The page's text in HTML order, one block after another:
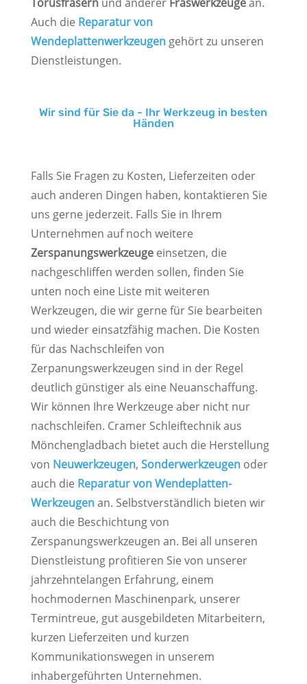
Auch die Reparatur von
Wendeplattenwerkzeugengehört zu unseren
Dienstleistungen.
Wir sind für Sie da - Ihr Werkzeug in besten
Händen
Falls Sie Fragen zu Kosten, Lieferzeiten oder
auch anderen Dingen haben, kontaktieren Sie
uns gerne jederzeit. Falls Sie in Ihrem
Unternehmen auf noch weitere
Zerspanungswerkzeugeeinsetzen, die
nachgeschliffen werden sollen, finden Sie
unten noch eine Liste mit weiteren
Werkzeugen, die wir gerne für Sie bearbeiten
und wieder einsatzfähig machen. Die Kosten
für das Nachschleifen von
Zerpanungswerkzeugen sind in der Regel
deutlich günstiger als eine Neuanschaffung.
Wir können Ihre Werkzeuge aber nicht nur
nachschleifen. Cramer Schleiftechnik aus
Mönchengladbach bietet auch die Herstellung
von Neuwerkzeugen, Sonderwerkzeugen oder
auch die Reparatur von Wendeplatten-
Werkzeugenan. Selbstverständlich bieten wir
auch die Beschichtung von
Zerspanungswerkzeugen an. Bei all unseren
Dienstleistung profitieren Sie von unserer
jahrzehntelangen Erfahrung, einem
hochmodernen Maschinenpark, unserer
Termintreue, gut ausgebildeten Mitarbeitern,
kurzen Lieferzeiten und kurzen
Kommunikationswegen in unserem
inhabergeführten Unternehmen.